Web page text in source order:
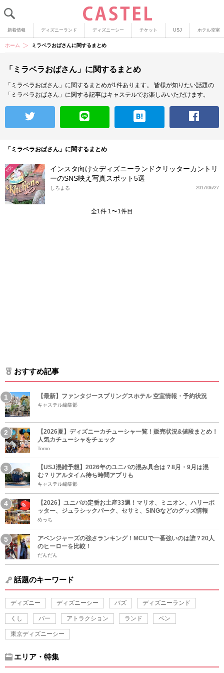
新着情報 ディズニーランド ディズニーシー チケット USJ ホテル空室
ホーム ミラベラおばさんに関するまとめ
「ミラベラおばさん」に関するまとめ
「ミラベラおばさん」に関するまとめが1件あります。
皆様が知りたい話題の
「ミラベラおばさん」に関する記事はキャステルでお楽しみいただけます。
「ミラベラおばさん」に関するまとめ
TDL
インスタ向け☆ディズニーランドクリッターカントリ
ーのSNS映え写真スポット5選
2017/06/27
しろまる
全1件 1〜1件目
おすすめ記事
【最新】ファンタジースプリングスホテル 空室情報・予約状況
キャステル編集部
【2026夏】ディズニーカチューシャ一覧！販売状況&値段まとめ！
人気カチューシャをチェック
Tomo
【USJ混雑予想】2026年のユニバの混み具合は？8月・9月は混
む？リアルタイム待ち時間アプリも
キャステル編集部
【2026】ユニバの定番お土産33選！マリオ、ミニオン、ハリーポ
ッター、ジュラシックパーク、セサミ、SINGなどのグッズ情報
めっち
アベンジャーズの強さランキング！MCUで一番強いのは誰？20人
のヒーローを比較！
だんだん
話題のキーワード
ディズニー ディズニーシー バズ ディズニーランド
くし バー アトラクション ランド ペン
東京ディズニーシー
エリア・特集